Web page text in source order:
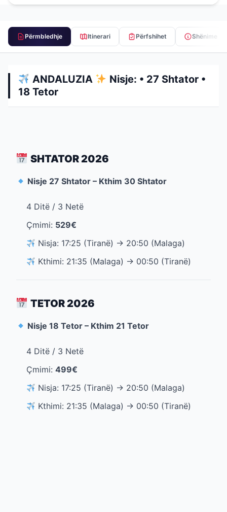
Përmbledhje Itinerari Përfshihet Shënime
ANDALUZIA
Nisje: • 27 Shtator •
18 Tetor
SHTATOR 2026
Nisje 27 Shtator – Kthim 30 Shtator
4 Ditë / 3 Netë
Çmimi: 529€
Nisja: 17:25 (Tiranë) → 20:50 (Malaga)
Kthimi: 21:35 (Malaga) → 00:50 (Tiranë)
TETOR 2026
Nisje 18 Tetor – Kthim 21 Tetor
4 Ditë / 3 Netë
Çmimi: 499€
Nisja: 17:25 (Tiranë) → 20:50 (Malaga)
Kthimi: 21:35 (Malaga) → 00:50 (Tiranë)